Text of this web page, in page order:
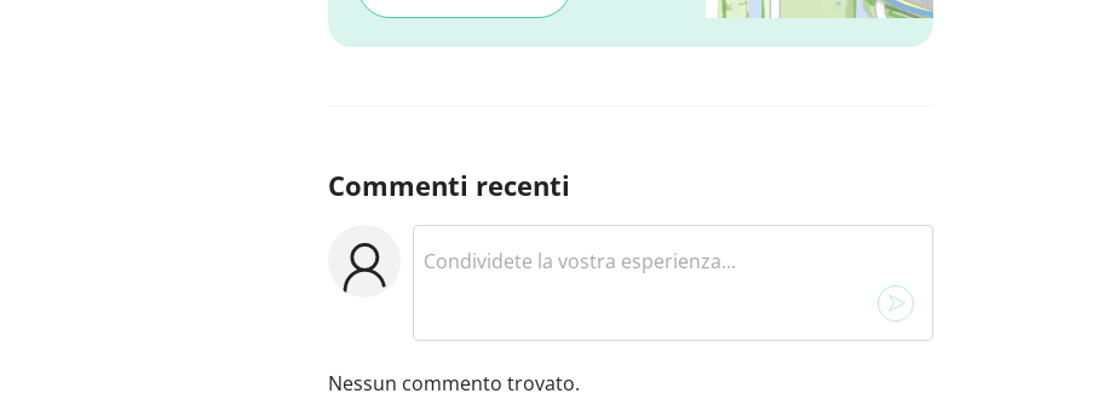
Commenti recenti
Nessun commento trovato.